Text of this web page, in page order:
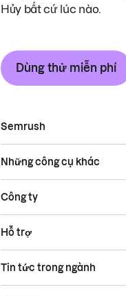
Hủy bất cứ lúc nào.
Dùng thử miễn phí
Semrush
Những công cụ khác
Công ty
Hỗ trợ
Tin tức trong ngành